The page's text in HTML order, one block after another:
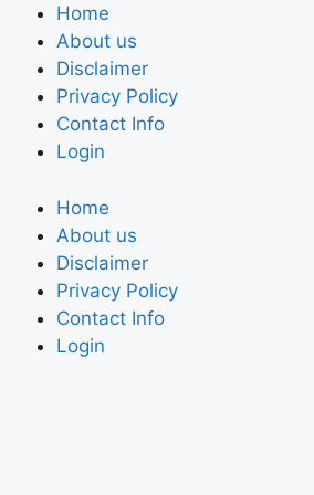
Home
About us
Disclaimer
Privacy Policy
Contact Info
Login
Home
About us
Disclaimer
Privacy Policy
Contact Info
Login